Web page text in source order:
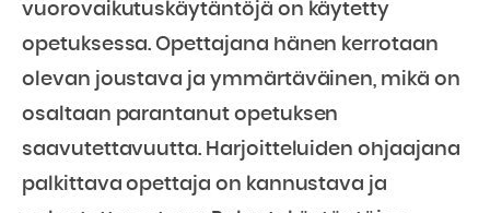
vuorovaikutuskäytäntöjä on käytetty
opetuksessa. Opettajana hänen kerrotaan
olevan joustava ja ymmärtäväinen, mikä on
osaltaan parantanut opetuksen
saavutettavuutta. Harjoitteluiden ohjaajana
palkittava opettaja on kannustava ja